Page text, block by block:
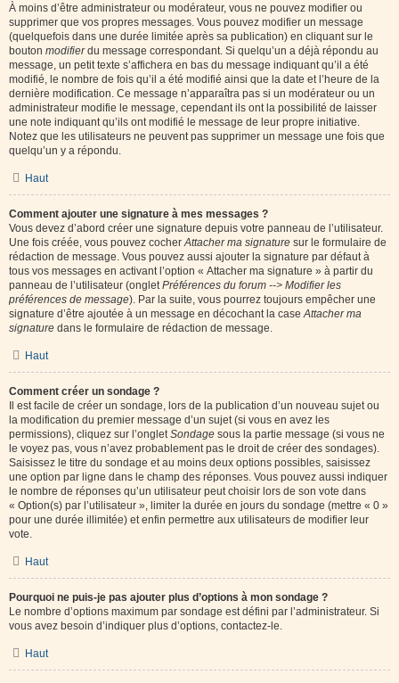
À moins d’être administrateur ou modérateur, vous ne pouvez modifier ou
supprimer que vos propres messages. Vous pouvez modifier un message
(quelquefois dans une durée limitée après sa publication) en cliquant sur le
bouton modifierdu message correspondant. Si quelqu’un a déjà répondu au
message, un petit texte s’affichera en bas du message indiquant qu’il a été
modifié, le nombre de fois qu’il a été modifié ainsi que la date et l’heure de la
dernière modification. Ce message n’apparaîtra pas si un modérateur ou un
administrateur modifie le message, cependant ils ont la possibilité de laisser
une note indiquant qu’ils ont modifié le message de leur propre initiative.
Notez que les utilisateurs ne peuvent pas supprimer un message une fois que
quelqu’un y a répondu.
Haut
Comment ajouter une signature à mes messages ?
Vous devez d’abord créer une signature depuis votre panneau de l’utilisateur.
Une fois créée, vous pouvez cocherAttacher ma signature sur le formulaire de
rédaction de message. Vous pouvez aussi ajouter la signature par défaut à
tous vos messages en activant l’option « Attacher ma signature » à partir du
panneau de l’utilisateur (ongletPréférences du forum --> Modifier les
préférences de message). Par la suite, vous pourrez toujours empêcher une
signature d’être ajoutée à un message en décochant la caseAttacher ma
signature dans le formulaire de rédaction de message.
Haut
Comment créer un sondage ?
Il est facile de créer un sondage, lors de la publication d’un nouveau sujet ou
la modification du premier message d’un sujet (si vous en avez les
permissions), cliquez sur l’ongletSondage sous la partie message (si vous ne
le voyez pas, vous n’avez probablement pas le droit de créer des sondages).
Saisissez le titre du sondage et au moins deux options possibles, saisissez
une option par ligne dans le champ des réponses. Vous pouvez aussi indiquer
le nombre de réponses qu’un utilisateur peut choisir lors de son vote dans
« Option(s) par l’utilisateur », limiter la durée en jours du sondage (mettre « 0 »
pour une durée illimitée) et enfin permettre aux utilisateurs de modifier leur
vote.
Haut
Pourquoi ne puis-je pas ajouter plus d’options à mon sondage ?
Le nombre d’options maximum par sondage est défini par l’administrateur. Si
vous avez besoin d’indiquer plus d’options, contactez-le.
Haut